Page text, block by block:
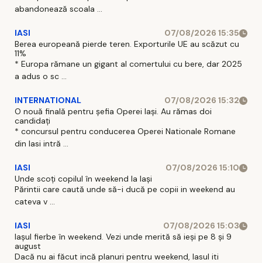
abandonează scoala ...
IASI
07/08/2026 15:35
Berea europeană pierde teren. Exporturile UE au scăzut cu
11%
* Europa rămane un gigant al comertului cu bere, dar 2025
a adus o sc ...
INTERNATIONAL
07/08/2026 15:32
O nouă finală pentru șefia Operei Iași. Au rămas doi
candidați
* concursul pentru conducerea Operei Nationale Romane
din Iasi intră ...
IASI
07/08/2026 15:10
Unde scoți copilul în weekend la Iași
Părintii care caută unde să-i ducă pe copii in weekend au
cateva v ...
IASI
07/08/2026 15:03
Iașul fierbe în weekend. Vezi unde merită să ieși pe 8 și 9
august
Dacă nu ai făcut incă planuri pentru weekend, Iasul iti